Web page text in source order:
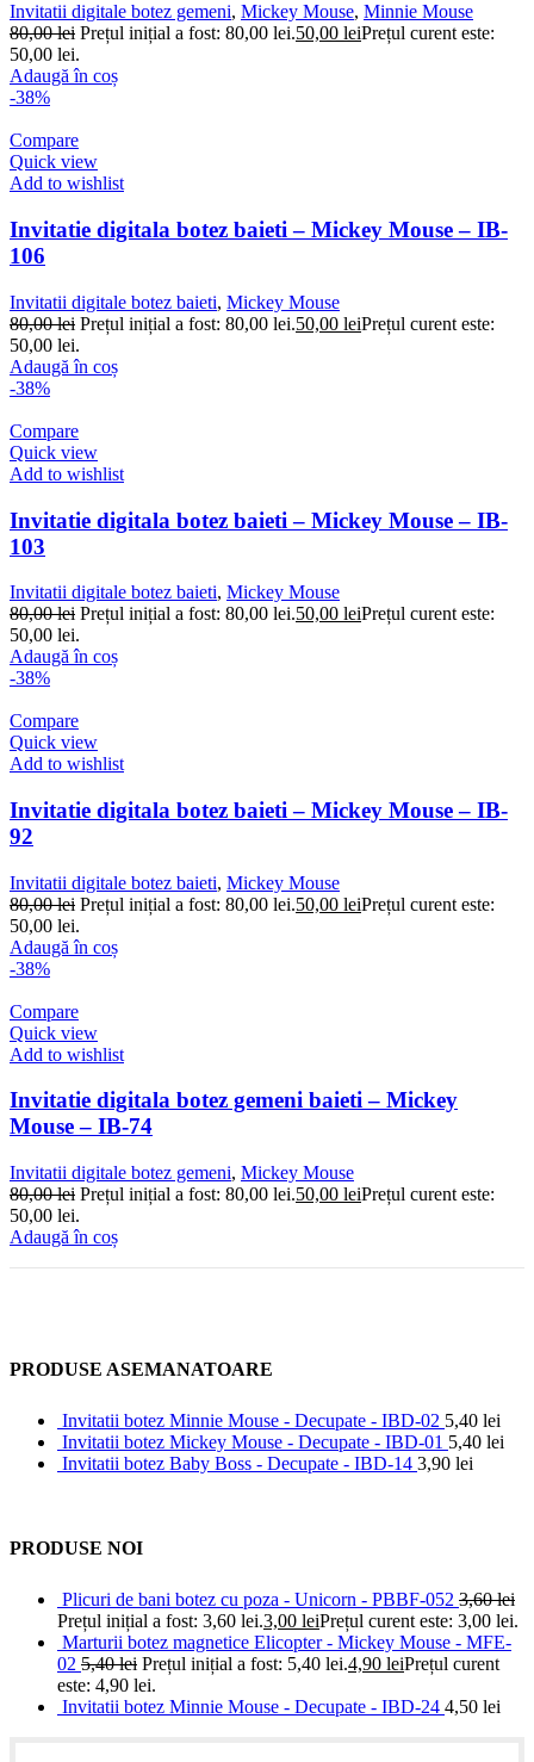
Invitatii digitale botez gemeni, Mickey Mouse, Minnie Mouse
80,00lei Prețul inițial a fost: 80,00 lei.50,00 leiPrețul curent este:
50,00 lei.
Adaugă în coș
-38%
Compare
Quick view
Add to wishlist
Invitatie digitala botez baieti – Mickey Mouse – IB-
106
Invitatii digitale botez baieti, Mickey Mouse
80,00lei Prețul inițial a fost: 80,00 lei.50,00 leiPrețul curent este:
50,00 lei.
Adaugă în coș
-38%
Compare
Quick view
Add to wishlist
Invitatie digitala botez baieti – Mickey Mouse – IB-
103
Invitatii digitale botez baieti, Mickey Mouse
80,00lei Prețul inițial a fost: 80,00 lei.50,00 leiPrețul curent este:
50,00 lei.
Adaugă în coș
-38%
Compare
Quick view
Add to wishlist
Invitatie digitala botez baieti – Mickey Mouse – IB-
92
Invitatii digitale botez baieti, Mickey Mouse
80,00lei Prețul inițial a fost: 80,00 lei.50,00 leiPrețul curent este:
50,00 lei.
Adaugă în coș
-38%
Compare
Quick view
Add to wishlist
Invitatie digitala botez gemeni baieti – Mickey
Mouse – IB-74
Invitatii digitale botez gemeni, Mickey Mouse
80,00lei Prețul inițial a fost: 80,00 lei.50,00 leiPrețul curent este:
50,00 lei.
Adaugă în coș
PRODUSE ASEMANATOARE
Invitatii botez Minnie Mouse - Decupate - IBD-02 5,40 lei
Invitatii botez Mickey Mouse - Decupate - IBD-01 5,40 lei
Invitatii botez Baby Boss - Decupate - IBD-14 3,90 lei
PRODUSE NOI
Plicuri de bani botez cu poza - Unicorn - PBBF-052 3,60lei
Prețul inițial a fost: 3,60 lei.3,00 leiPrețul curent este: 3,00 lei.
Marturii botez magnetice Elicopter - Mickey Mouse - MFE-
02 5,40lei Prețul inițial a fost: 5,40 lei.4,90 leiPrețul curent
este: 4,90 lei.
Invitatii botez Minnie Mouse - Decupate - IBD-24 4,50 lei